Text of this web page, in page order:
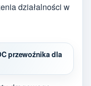
działalności w
przewoźnika dla